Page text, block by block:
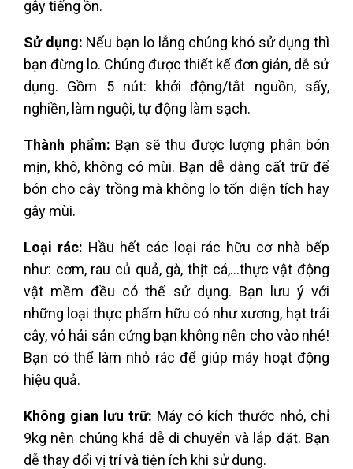
gây tiếng ồn.
Sử dụng: Nếu bạn lo lắng chúng khó sử dụng thì
bạn đừng lo. Chúng được thiết kế đơn giản, dễ sử
dụng. Gồm 5 nút: khởi động/tắt nguồn, sấy,
nghiền, làm nguội, tự động làm sạch.
Thành phẩm: Bạn sẽ thu được lượng phân bón
mịn, khô, không có mùi. Bạn dễ dàng cất trữ để
bón cho cây trồng mà không lo tốn diện tích hay
gây mùi.
Loại rác: Hầu hết các loại rác hữu cơ nhà bếp
như: cơm, rau củ quả, gà, thịt cá,…thực vật động
vật mềm đều có thế sử dụng. Bạn lưu ý với
những loại thực phẩm hữu có như xương, hạt trái
cây, vỏ hải sản cứng bạn không nên cho vào nhé!
Bạn có thể làm nhỏ rác để giúp máy hoạt động
hiệu quả.
Không gian lưu trữ: Máy có kích thước nhỏ, chỉ
9kg nên chúng khá dễ di chuyển và lắp đặt. Bạn
dễ thay đổi vị trí và tiện ích khi sử dụng.